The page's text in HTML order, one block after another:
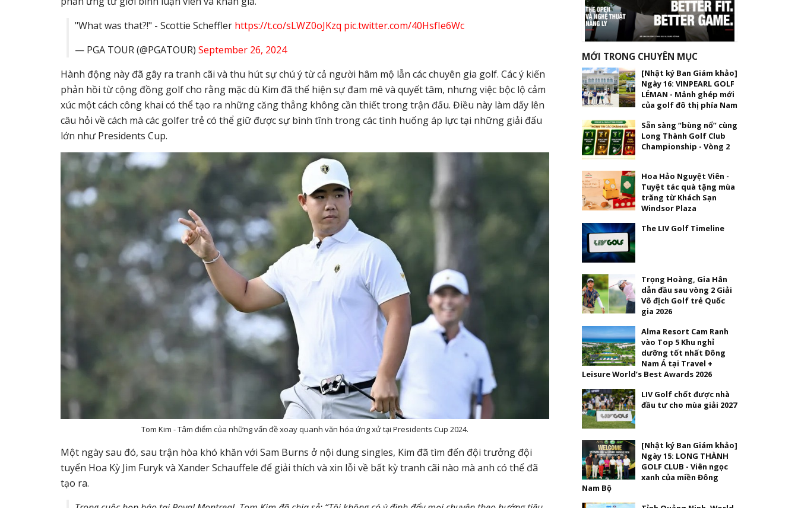
"What was that?!" - Scottie Scheffler https://t.co/sLWZ0oJKzq pic.twitter.com/40HsfIe6Wc
— PGA TOUR (@PGATOUR) September 26, 2024
Hành động này đã gây ra tranh cãi và thu hút sự chú ý từ cả người hâm mộ lẫn các chuyên gia golf. Các ý kiến
phản hồi từ cộng đồng golf cho rằng mặc dù Kim đã thể hiện sự đam mê và quyết tâm, nhưng việc bộc lộ cảm
xúc một cách công khai có thể tạo ra những căng thẳng không cần thiết trong trận đấu. Điều này làm dấy lên
câu hỏi về cách mà các golfer trẻ có thể giữ được sự bình tĩnh trong các tình huống áp lực tại những giải đấu
lớn như Presidents Cup.
Tom Kim - Tâm điểm của những vấn đề xoay quanh văn hóa ứng xử tại Presidents Cup 2024.
Một ngày sau đó, sau trận hòa khó khăn với Sam Burns ở nội dung singles, Kim đã tìm đến đội trưởng đội
tuyển Hoa Kỳ Jim Furyk và Xander Schauffele để giải thích và xin lỗi về bất kỳ tranh cãi nào mà anh có thể đã
tạo ra.
MỚI TRONG CHUYÊN MỤC
[Nhật ký Ban Giám khảo]
Ngày 16: VINPEARL GOLF
LÉMAN - Mảnh ghép mới
của golf đô thị phía Nam
Sẵn sàng “bùng nổ” cùng
Long Thành Golf Club
Championship - Vòng 2
Hoa Hảo Nguyệt Viên -
Tuyệt tác quà tặng mùa
trăng từ Khách Sạn
Windsor Plaza
The LIV Golf Timeline
Trọng Hoàng, Gia Hân
dẫn đầu sau vòng 2 Giải
Vô địch Golf trẻ Quốc
gia 2026
Alma Resort Cam Ranh
vào Top 5 Khu nghỉ
dưỡng tốt nhất Đông
Nam Á tại Travel +
Leisure World’s Best Awards 2026
LIV Golf chốt được nhà
đầu tư cho mùa giải 2027
[Nhật ký Ban Giám khảo]
Ngày 15: LONG THÀNH
GOLF CLUB - Viên ngọc
xanh của miền Đông
Nam Bộ